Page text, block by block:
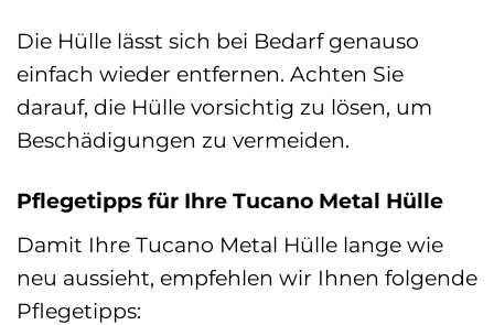
Die Hülle lässt sich bei Bedarf genauso
einfach wieder entfernen. Achten Sie
darauf, die Hülle vorsichtig zu lösen, um
Beschädigungen zu vermeiden.
Pflegetipps für Ihre Tucano Metal Hülle
Damit Ihre Tucano Metal Hülle lange wie
neu aussieht, empfehlen wir Ihnen folgende
Pflegetipps: